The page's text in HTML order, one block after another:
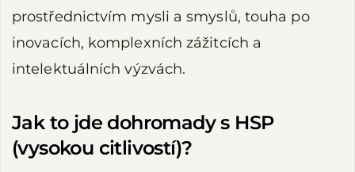
prostřednictvím mysli a smyslů, touha po
inovacích, komplexních zážitcích a
intelektuálních výzvách.
Jak to jde dohromady s HSP
(vysokou citlivostí)?